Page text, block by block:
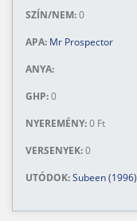
SZÍN/NEM:0
APA: Mr Prospector
ANYA:
GHP:0
NYEREMÉNY:0 Ft
VERSENYEK:0
UTÓDOK:Subeen (1996)